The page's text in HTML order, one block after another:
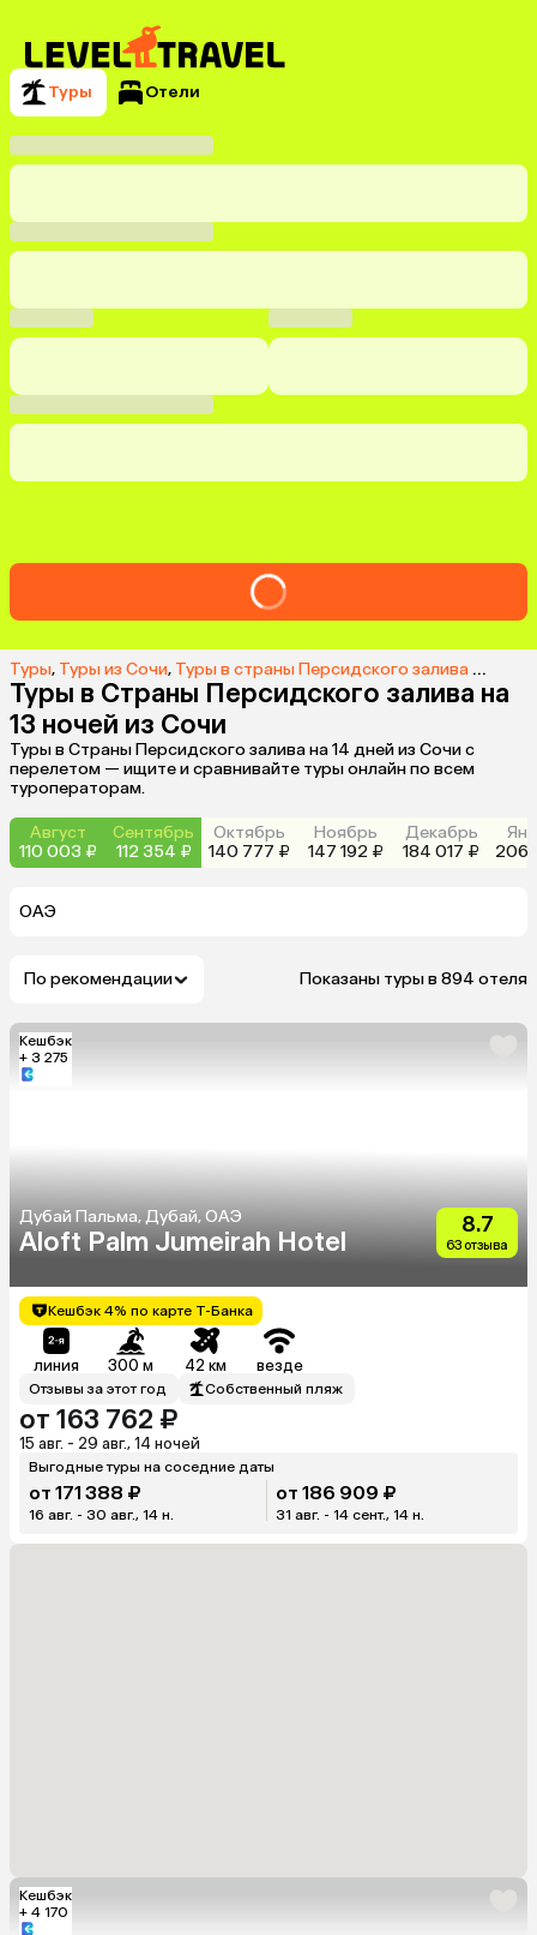
Туры Отели
Туры, Туры из Сочи, Туры в страны Персидского залива из Сочи
Туры в Страны Персидского залива на
13 ночей из Сочи
Туры в Страны Персидского залива на 14 дней из Сочи с
перелетом — ищите и сравнивайте туры онлайн по всем
туроператорам.
Август
110 003 ₽
Сентябрь
112 354 ₽
Октябрь
140 777 ₽
Ноябрь
147 192 ₽
Декабрь
184 017 ₽
206
ОАЭ
По рекомендации Показаны туры в 894 отеля
Кешбэк
+ 3 275
Дубай Пальма, Дубай, ОАЭ
Aloft Palm Jumeirah Hotel
8.7
63 отзыва
Кешбэк 4% по карте Т-Банка
линия 300 м 42 км везде
Отзывы за этот год Собственный пляж
от 163 762 ₽
15 авг. - 29 авг., 14 ночей
Выгодные туры на соседние даты
от 171 388 ₽
16 авг. - 30 авг., 14 н.
от 186 909 ₽
31 авг. - 14 сент., 14 н.
Кешбэк
+ 4 170